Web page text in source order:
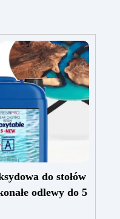
do stołów
odlewy do 5